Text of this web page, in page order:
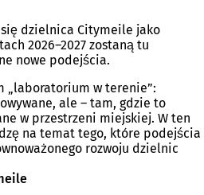
dzielnica Citymeile jako
2026–2027 zostaną tu
nowe podejścia.
„laboratorium w terenie”:
ale – tam, gdzie to
w przestrzeni miejskiej. W ten
na temat tego, które podejścia
rozwoju dzielnic